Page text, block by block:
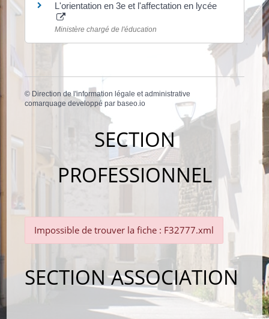
L'orientation en 3e et l'affectation en lycée
Ministère chargé de l'éducation
© Direction de l'information légale et administrative
comarquage developpé parbaseo.io
SECTION
PROFESSIONNEL
Impossible de trouver la fiche : F32777.xml
SECTION ASSOCIATION